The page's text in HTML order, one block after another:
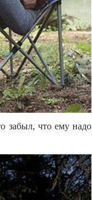
забыл, что ему надо